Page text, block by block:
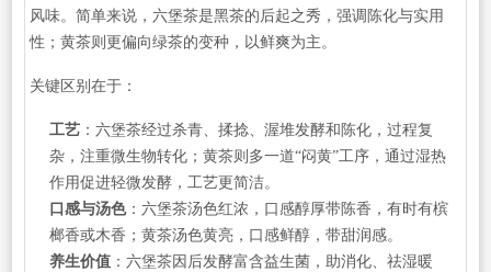
风味。简单来说，六堡茶是黑茶的后起之秀，强调陈化与实用
性；黄茶则更偏向绿茶的变种，以鲜爽为主。
关键区别在于：
工艺：六堡茶经过杀青、揉捻、渥堆发酵和陈化，过程复
杂，注重微生物转化；黄茶则多一道“闷黄”工序，通过湿热
作用促进轻微发酵，工艺更简洁。
口感与汤色：六堡茶汤色红浓，口感醇厚带陈香，有时有槟
榔香或木香；黄茶汤色黄亮，口感鲜醇，带甜润感。
养生价值：六堡茶因后发酵富含益生菌，助消化、祛湿暖